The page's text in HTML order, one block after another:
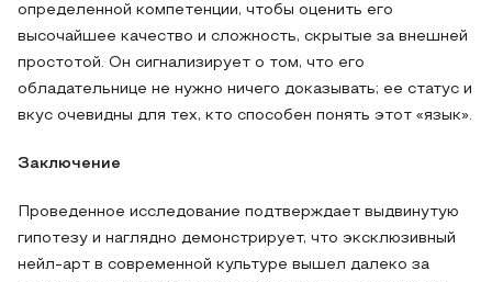
определенной компетенции, чтобы оценить его
высочайшее качество и сложность, скрытые за внешней
простотой. Он сигнализирует о том, что его
обладательнице не нужно ничего доказывать; ее статус и
вкус очевидны для тех, кто способен понять этот «язык».
Заключение
Проведенное исследование подтверждает выдвинутую
гипотезу и наглядно демонстрирует, что эксклюзивный
нейл-арт в современной культуре вышел далеко за